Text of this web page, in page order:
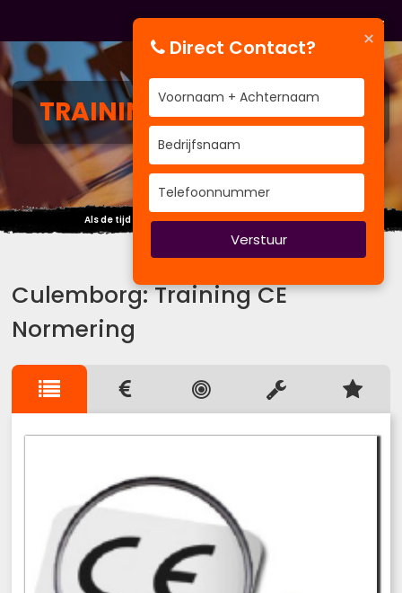
TRAININGCE NORMERING
Als de tijd vliegt, vlieg mee ~time management~
Culemborg: Training CE
Normering
×
Direct Contact?
Verstuur